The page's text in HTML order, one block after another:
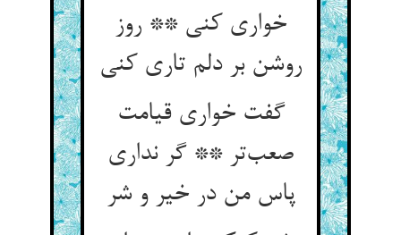
خواری کنی ** روز
روشن بر دلم تاری کنی
گفت خواری قیامت
صعب‌تر ** گر نداری
پاس من در خیر و شر